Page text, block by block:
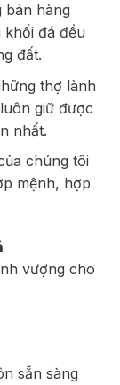
bán hàng
khối đá đều
đất.
thợ lành
giữ được
nhất.
chúng tôi
mệnh, hợp
vượng cho
sẵn sàng